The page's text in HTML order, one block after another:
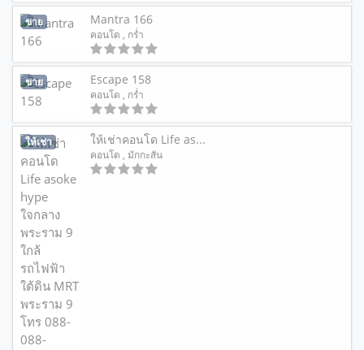
ขาย Mantra 166
คอนโด , กร่ำ
ขาย Escape 158
คอนโด , กร่ำ
ให้เช่า ให้เช่าคอนโด Life as...
คอนโด , มักกะสัน